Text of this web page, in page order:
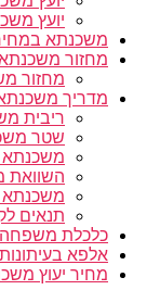
יועץ
משכנתא
מחזור
מחזור
מדריך
ריבית
שטר
משכנתא
השוואת
משכנתא
תנאים
כלכלת משפחה
אלפא בעיתונות
מחיר יעוץ